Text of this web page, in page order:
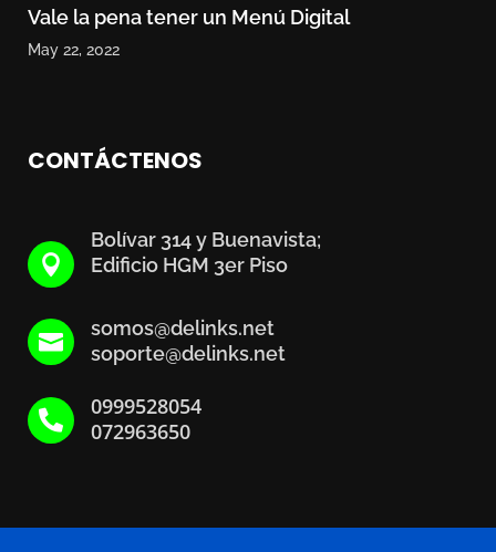
Vale la pena tener un Menú Digital
May 22, 2022
CONTÁCTENOS

Bolívar 314 y Buenavista;
Edificio HGM 3er Piso

somos@delinks.net
soporte@delinks.net

0999528054
072963650